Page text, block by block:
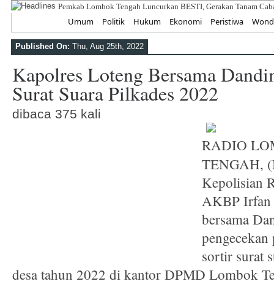
Pemkab Lombok Tengah Luncurkan BESTI, Gerakan Tanam
Umum Politik Hukum Ekonomi Peristiwa
Published On: Thu, Aug 25th, 2022
Kapolres Loteng Bersama
Surat Suara Pilkades 2022
dibaca 375 kali
RADIO
TENGAH,
Kepolisian
AKBP Irfan
bersama
sortir surat
desa tahun 2022 di kantor DPMD Lombok